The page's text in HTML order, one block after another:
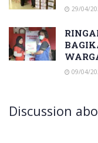
29/04/
09/04/
Discussion